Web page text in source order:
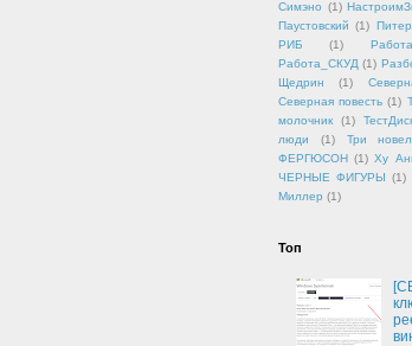
Симэно (1)
Паустовский (1) Питер
РИБ
(1)
Работа_СКУД (1)
Щедрин
(1)
Северная повесть (1)
молочник
(1)
люди
(1) Три
ФЕРГЮСОН (1) Ху
ЧЕРНЫЕ ФИГУРЫ
(1)
Миллер (1)
Топ